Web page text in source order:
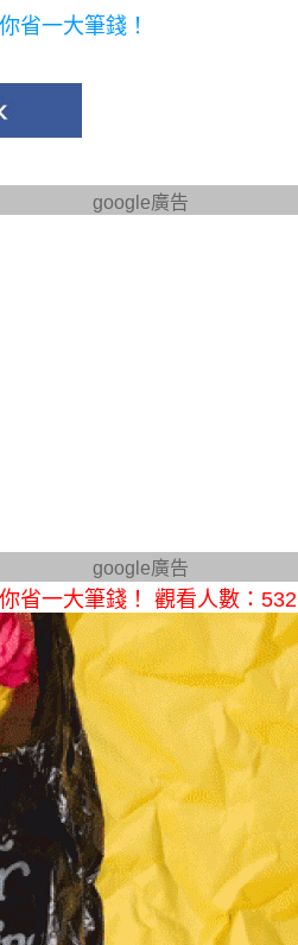
省一大筆錢！
google廣告
google廣告
省一大筆錢！ 觀看人數：532